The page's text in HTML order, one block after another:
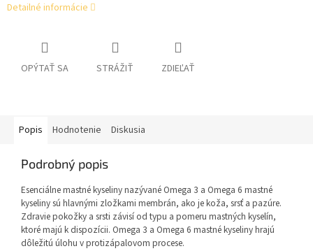
Detailné informácie
OPÝTAŤ SA STRÁŽIŤ ZDIEĽAŤ
Popis Hodnotenie Diskusia
Podrobný popis
Esenciálne mastné kyseliny nazývané Omega 3 a Omega 6 mastné
kyseliny sú hlavnými zložkami membrán, ako je koža, srsť a pazúre.
Zdravie pokožky a srsti závisí od typu a pomeru mastných kyselín,
ktoré majú k dispozícii. Omega 3 a Omega 6 mastné kyseliny hrajú
dôležitú úlohu v protizápalovom procese.